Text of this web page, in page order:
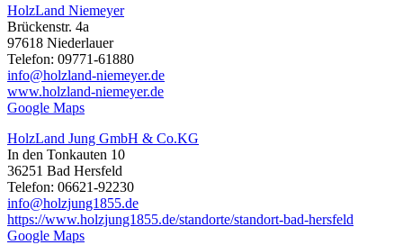
HolzLand Niemeyer
Brückenstr. 4a
97618 Niederlauer
Telefon: 09771-61880
info@holzland-niemeyer.de
www.holzland-niemeyer.de
Google Maps
HolzLand Jung GmbH & Co.KG
In den Tonkauten 10
36251 Bad Hersfeld
Telefon: 06621-92230
info@holzjung1855.de
https://www.holzjung1855.de/standorte/standort-bad-hersfeld
Google Maps